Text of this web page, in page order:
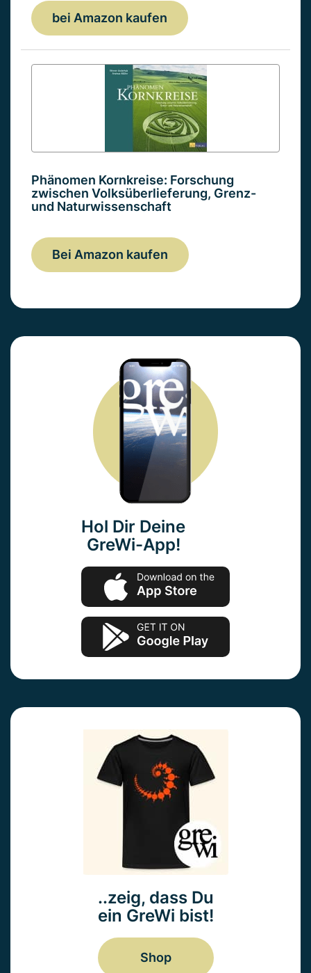
bei Amazon kaufen
Phänomen Kornkreise: Forschung
zwischen Volksüberlieferung, Grenz-
und Naturwissenschaft
Bei Amazon kaufen
Hol Dir Deine
GreWi-App!
..zeig, dass Du
ein GreWi bist!
Shop